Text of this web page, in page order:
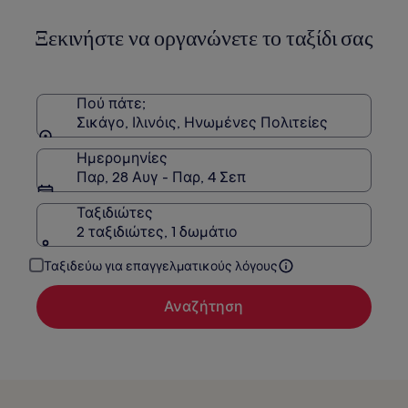
σχετικά
με
τιμή.
Ξεκινήστε να οργανώνετε το ταξίδι σας
Πού πάτε;
Σικάγο, Ιλινόις, Ηνωμένες Πολιτείες
Ημερομηνίες
Παρ, 28 Αυγ - Παρ, 4 Σεπ
Ταξιδιώτες
2 ταξιδιώτες, 1 δωμάτιο
Ταξιδεύω για επαγγελματικούς λόγους
Αναζήτηση